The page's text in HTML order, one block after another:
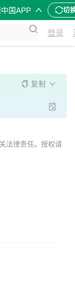
国APP 切
登录
复制
法律责任。授权请